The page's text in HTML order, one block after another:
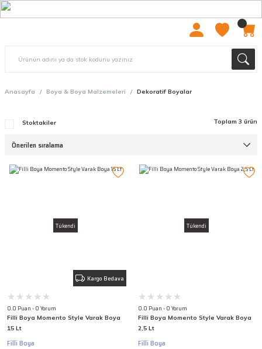
Anasayfa Boya & Boya Malzemeleri Dekoratif Boyalar
Stoktakiler Toplam 3 ürün
Tükendi
Kargo Bedava
0.0 Puan - 0 Yorum
Filli Boya Momento Style Varak Boya
15 Lt
Filli Boya
Tükendi
0.0 Puan - 0 Yorum
Filli Boya Momento Style Varak Boya
2,5 Lt
Filli Boya